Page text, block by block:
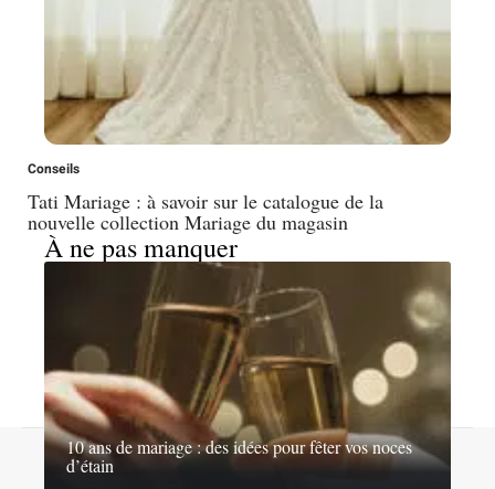
Conseils
Tati Mariage : à savoir sur le catalogue de la
nouvelle collection Mariage du magasin
À ne pas manquer
10 ans de mariage : des idées pour fêter vos noces
d’étain
A propos Contact Proposer un article
Mentions légales